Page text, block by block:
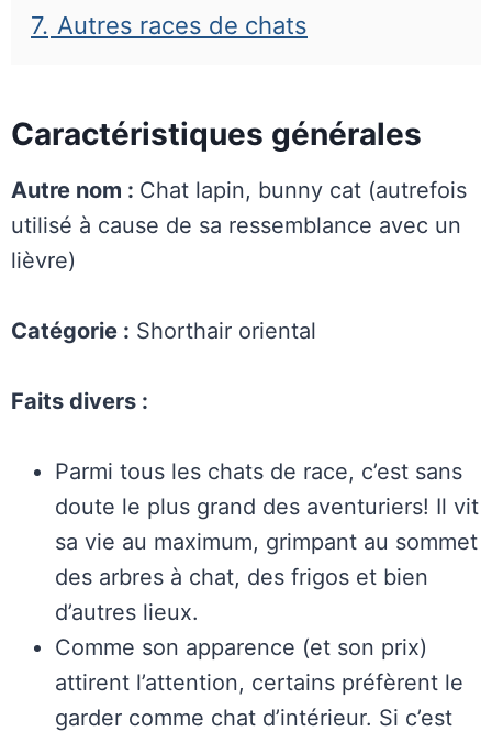
7. Autres races de chats
Caractéristiques générales
Autre nom : Chat lapin, bunny cat (autrefois
utilisé à cause de sa ressemblance avec un
lièvre)
Catégorie : Shorthair oriental
Faits divers :
Parmi tous les chats de race, c’est sans
doute le plus grand des aventuriers! Il vit
sa vie au maximum, grimpant au sommet
des arbres à chat, des frigos et bien
d’autres lieux.
Comme son apparence (et son prix)
attirent l’attention, certains préfèrent le
garder comme chat d’intérieur. Si c’est